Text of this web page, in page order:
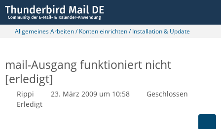
Allgemeines Arbeiten / Konten einrichten / Installation & Update
mail-Ausgang funktioniert nicht
[erledigt]
Rippi 23. März 2009 um 10:58
Geschlossen
Erledigt